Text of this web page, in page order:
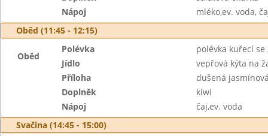
Nápoj
mléko,ev. voda,
Oběd (11:45 - 12:15)
Oběd
Polévka
polévka kuřecí
Jídlo
vepřová kýta na
Příloha
dušená
Doplněk
kiwi
Nápoj
čaj,ev. voda
Svačina (14:45 - 15:00)